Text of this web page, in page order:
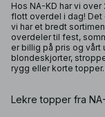
Hos NA-KD har vi
flott overdel i dag! Det
vi har et bredt
overdeler til fest,
er billig på pris og vårt
blondeskjorter,
rygg eller korte
Lekre topper fra